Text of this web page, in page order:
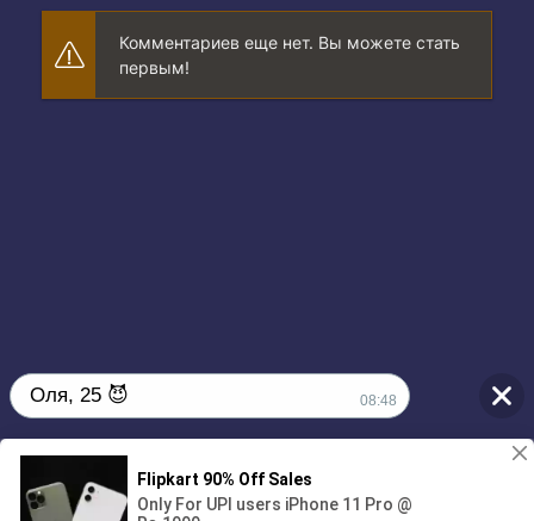
Комментариев еще нет. Вы можете стать
первым!
00:00
Оля, 25 😈 08:48
Без обязательств и лишних слов,
только сегодня 💦
1